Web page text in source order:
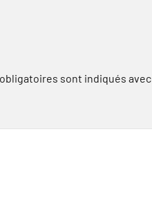
sont indiqués avec